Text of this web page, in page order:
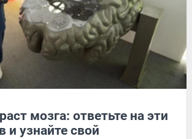
мозга: ответьте на эти
и узнайте свой